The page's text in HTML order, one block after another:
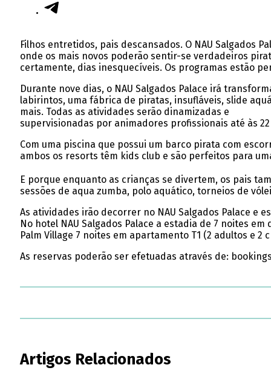
Filhos entretidos, pais descansados. O NAU Salgados
onde os mais novos poderão sentir-se verdadeiros
certamente, dias inesquecíveis. Os programas estão
Durante nove dias, o NAU Salgados Palace irá
labirintos, uma fábrica de piratas, insufláveis, slide
mais. Todas as atividades serão dinamizadas e
supervisionadas por animadores profissionais até às
Com uma piscina que possui um barco pirata com
ambos os resorts têm kids club e são perfeitos para
E porque enquanto as crianças se divertem, os pais
sessões de aqua zumba, polo aquático, torneios de
As atividades irão decorrer no NAU Salgados Palace e
No hotel NAU Salgados Palace a estadia de 7 noites
Palm Village 7 noites em apartamento T1 (2 adultos e
As reservas poderão ser efetuadas através de:
Artigos Relacionados